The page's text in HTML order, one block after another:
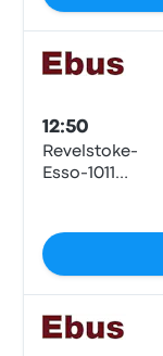
12:50
Revelstoke-
Esso-1011